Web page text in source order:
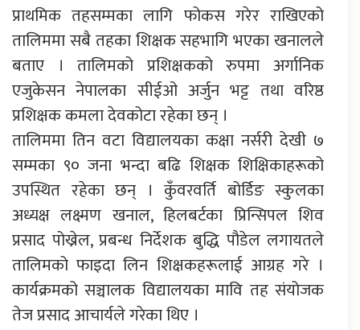
प्राथमिक तहसम्मका लागि फोकस गरेर राखिएको
तालिममा सबै तहका शिक्षक सहभागि भएका खनालले
बताए । तालिमको प्रशिक्षकको रुपमा अर्गानिक
एजुकेसन नेपालका सीईओ अर्जुन भट्ट तथा वरिष्ठ
प्रशिक्षक कमला देवकोटा रहेका छन् ।
तालिममा तिन वटा विद्यालयका कक्षा नर्सरी देखी ७
सम्मका ९० जना भन्दा बढि शिक्षक शिक्षिकाहरूको
उपस्थित रहेका छन् । कुँवरवर्ति बोर्डिङ स्कुलका
अध्यक्ष लक्ष्मण खनाल, हिलबर्टका प्रिन्सिपल शिव
प्रसाद पोख्रेल, प्रबन्ध निर्देशक बुद्धि पौडेल लगायतले
तालिमको फाइदा लिन शिक्षकहरूलाई आग्रह गरे ।
कार्यक्रमको सञ्चालक विद्यालयका मावि तह संयोजक
तेज प्रसाद आचार्यले गरेका थिए ।